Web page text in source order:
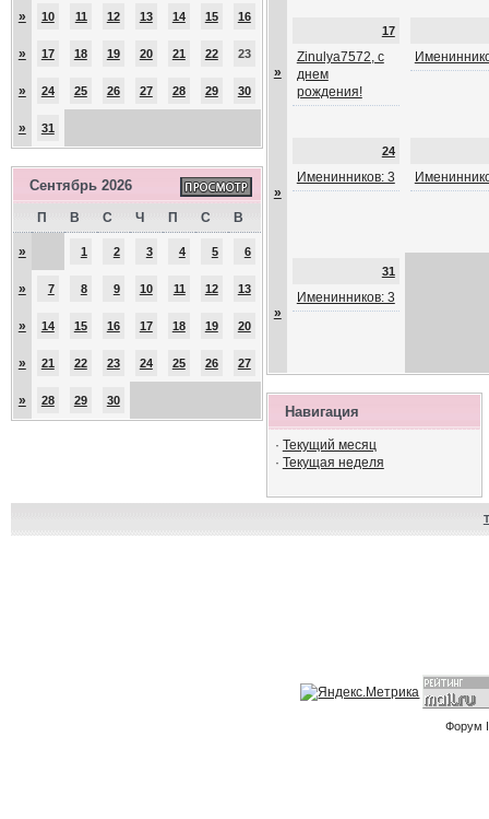
» 10 11 12 13 14 15 16
» 17 18 19 20 21 22 23
» 24 25 26 27 28 29 30
» 31
Сентябрь 2026
П В С Ч П С В
» 1 2 3 4 5 6
» 7 8 9 10 11 12 13
» 14 15 16 17 18 19 20
» 21 22 23 24 25 26 27
» 28 29 30
»
17
Zinulya7572, с
днем
рождения!
»
24
Именинников: 3
»
31
Именинников: 3
Навигация
· Текущий месяц
· Текущая неделя
Форум